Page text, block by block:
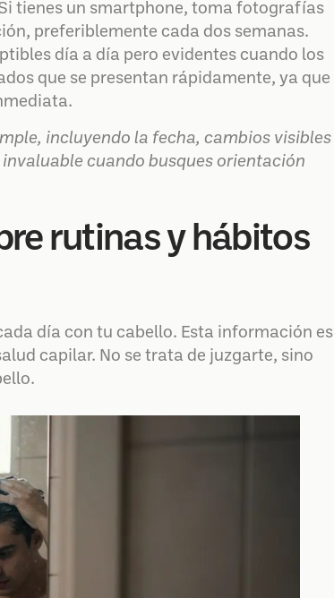
tienes un smartphone, toma fotografías
preferiblemente cada dos semanas.
día a día pero evidentes cuando los
que se presentan rápidamente, ya que
incluyendo la fecha, cambios visibles
cuando busques orientación
rutinas y hábitos
día con tu cabello. Esta información es
capilar. No se trata de juzgarte, sino